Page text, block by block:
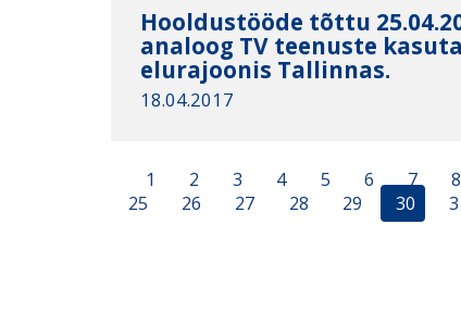
Hooldustööde tõttu
analoog TV teenuste
elurajoonis Tallinnas.
18.04.2017
1 2 3 4 5 6 7 8
25
26 27 28 29 30